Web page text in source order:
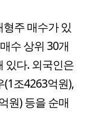
주 매수가 있
수 상위 30개
있다. 외국인은
조4263억원),
원) 등을 순매